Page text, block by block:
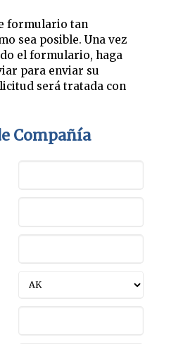
formulario tan
sea posible. Una vez
el formulario, haga
para enviar su
será tratada con
Compañía